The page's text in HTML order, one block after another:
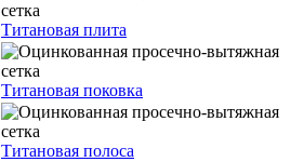
Титановая плита
Титановая поковка
Титановая полоса